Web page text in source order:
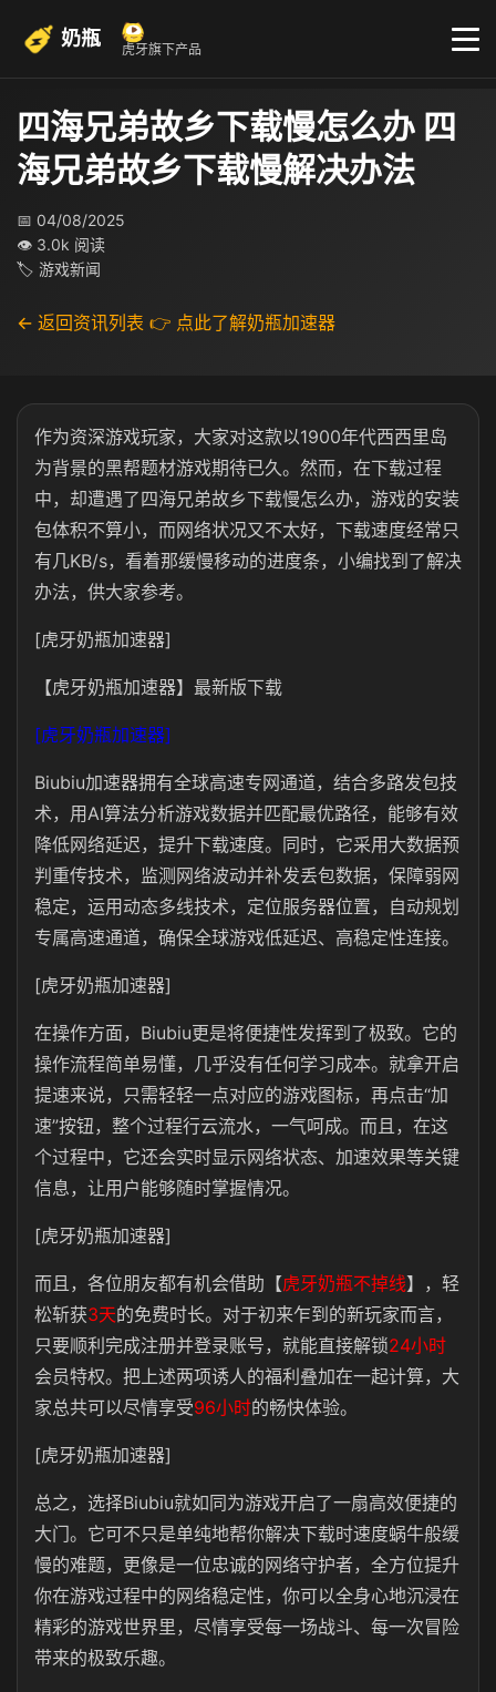
奶瓶 虎牙旗下产品
四海兄弟故乡下载慢怎么办 四
海兄弟故乡下载慢解决办法
📅 04/08/2025
👁 3.0k 阅读
🏷 游戏新闻
← 返回资讯列表 👉 点此了解奶瓶加速器
作为资深游戏玩家，大家对这款以1900年代西西里岛
为背景的黑帮题材游戏期待已久。然而，在下载过程
中，却遭遇了四海兄弟故乡下载慢怎么办， 游戏的安装
包体积不算小，而网络状况又不太好，下载速度经常只
有几KB/s，看着那缓慢移动的进度条，小编找到了解决
办法，供大家参考。
[虎牙奶瓶加速器]
【虎牙奶瓶加速器】最新版下载
[虎牙奶瓶加速器]
Biubiu加速器拥有全球高速专网通道，结合多路发包技
术，用AI算法分析游戏数据并匹配最优路径，能够有效
降低网络延迟，提升下载速度。同时，它采用大数据预
判重传技术，监测网络波动并补发丢包数据，保障弱网
稳定，运用动态多线技术，定位服务器位置，自动规划
专属高速通道，确保全球游戏低延迟、高稳定性连接。
[虎牙奶瓶加速器]
在操作方面，Biubiu更是将便捷性发挥到了极致。它的
操作流程简单易懂，几乎没有任何学习成本。就拿开启
提速来说，只需轻轻一点对应的游戏图标，再点击“加
速”按钮，整个过程行云流水，一气呵成。而且，在这
个过程中，它还会实时显示网络状态、加速效果等关键
信息，让用户能够随时掌握情况。
[虎牙奶瓶加速器]
而且，各位朋友都有机会借助【虎牙奶瓶不掉线】，轻
松斩获3天的免费时长。对于初来乍到的新玩家而言，
只要顺利完成注册并登录账号，就能直接解锁24小时
会员特权。把上述两项诱人的福利叠加在一起计算，大
家总共可以尽情享受96小时的畅快体验。
[虎牙奶瓶加速器]
总之，选择Biubiu就如同为游戏开启了一扇高效便捷的
大门。它可不只是单纯地帮你解决下载时速度蜗牛般缓
慢的难题，更像是一位忠诚的网络守护者，全方位提升
你在游戏过程中的网络稳定性，你可以全身心地沉浸在
精彩的游戏世界里，尽情享受每一场战斗、每一次冒险
带来的极致乐趣。